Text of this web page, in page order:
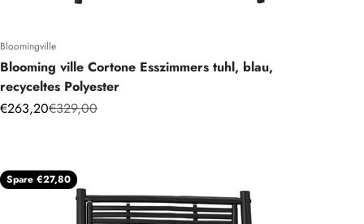
Bloomingville
Blooming ville Cortone Esszimmers tuhl, blau,
recyceltes Polyester
Angebot
€263,20Regulärer Preis
€329,00
Spare €27,80